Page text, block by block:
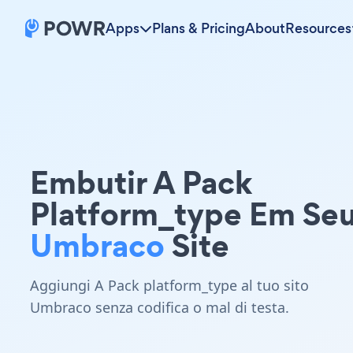
Apps Plans & PricingAboutResources
Embutir A Pack
Platform_type Em
UmbracoSite
Aggiungi A Pack platform_type al tuo sito
Umbraco senza codifica o mal di testa.